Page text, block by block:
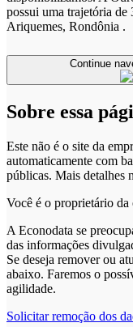
possui uma trajetória de
Ariquemes, Rondônia .
Sobre essa
Este não é o site da
automaticamente com
públicas. Mais detalhes
Você é o proprietário
A Econodata se
das informações
Se deseja remover ou
abaixo. Faremos o
agilidade.
Solicitar remoção dos